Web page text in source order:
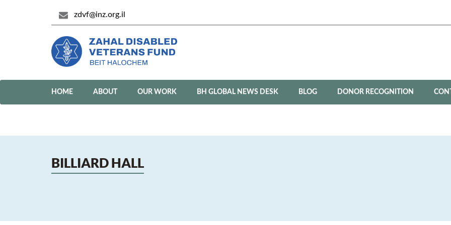
zdvf@inz.org.il
HOME ABOUT OUR WORK BH GLOBAL NEWS DESK BLOG DONOR RECOGNITION
BILLIARD HALL